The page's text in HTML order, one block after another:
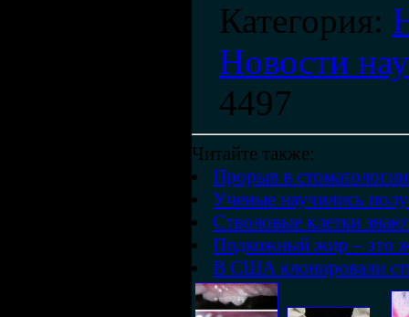
Категория:
Новости
4497
Читайте также:
Прорыв в
Ученые научились
Стволовые клетки
Подкожный жир – это
В США клонировали